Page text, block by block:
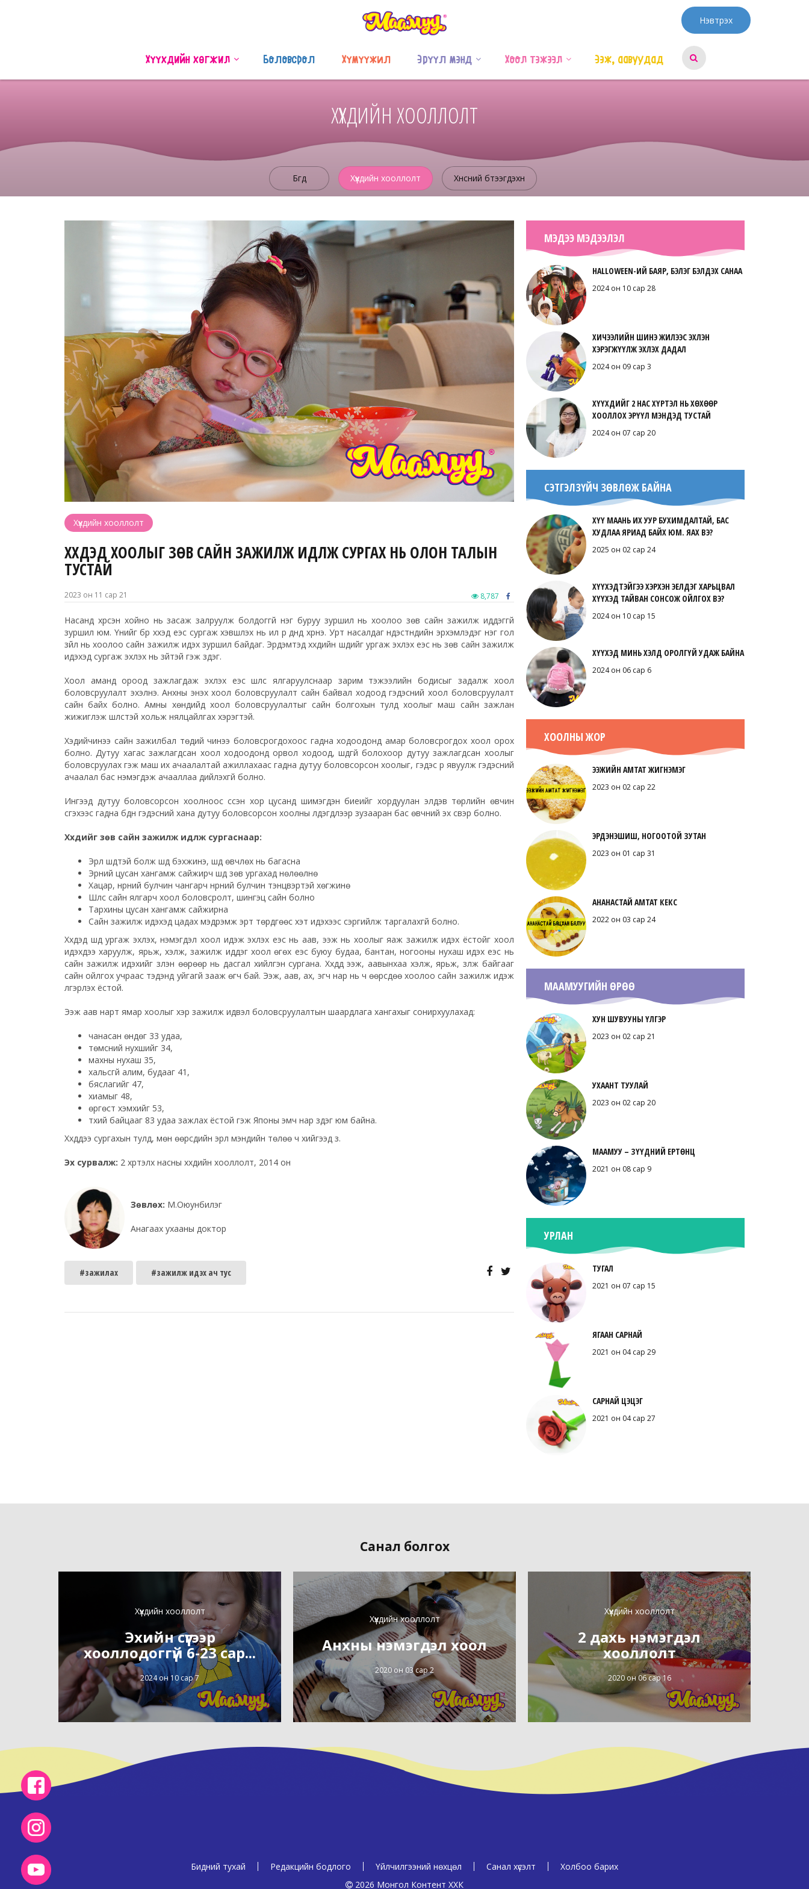
Нэвтрэх
Хүүхдийн хөгжил Боловсрол Хүмүүжил Эрүүл мэнд Хоол тэжээл Ээж, аавуудад
ХҮҮХДИЙН ХООЛЛОЛТ
Бүгд Хүүхдийн хооллолт Хүнсний бүтээгдэхүүн
Хүүхдийн хооллолт
ХҮҮХДЭД ХООЛЫГ ЗӨВ САЙН ЗАЖИЛЖ ИДҮҮЛЖ СУРГАХ НЬ ОЛОН ТАЛЫН
ТУСТАЙ
2023 он 11 сар 21 8,787
Насанд хүрсэн хойно нь засаж залруулж болдоггүй нэг буруу зуршил нь хоолоо зөв сайн зажилж иддэггүй
зуршил юм. Үүнийг бүр хүүхэд үеэс сургаж хэвшүүлэх нь илүү үр дүнд хүрнэ. Урт насалдаг үндэстнүүдийн эрхэмлэдэг нэг гол
зүйл нь хоолоо сайн зажилж идэх зуршил байдаг. Эрдэмтэд хүүхдийн шүдийг ургаж эхлэх үеэс нь зөв сайн зажилж
идэхэд сургаж эхлэх нь зүйтэй гэж үздэг.
Хоол аманд ороод зажлагдаж эхлэх үеэс шүлс ялгаруулснаар зарим тэжээлийн бодисыг задалж хоол
боловсруулалт эхэлнэ. Анхны энэхүү хоол боловсруулалт сайн байвал ходоод гэдэсний хоол боловсруулалт
сайн байх болно. Амны хөндийд хоол боловсруулалтыг сайн болгохын тулд хоолыг маш сайн зажлан
жижиглэж шүлстэй хольж нялцайлгах хэрэгтэй.
Хэдийчинээ сайн зажилбал төдий чинээ боловсрогдохоос гадна ходоодонд амар боловсрогдох хоол орох
болно. Дутуу хагас зажлагдсан хоол ходоодонд орвол ходоод, шүдгүй болохоор дутуу зажлагдсан хоолыг
боловсруулах гэж маш их ачаалалтай ажиллахаас гадна дутуу боловсорсон хоолыг, гэдэс рүү явуулж гэдэсний
ачаалал бас нэмэгдэж ачааллаа дийлэхгүй болно.
Ингээд дутуу боловсорсон хоолноос үүссэн хор цусанд шимэгдэн биеийг хордуулан элдэв төрлийн өвчин
үүсгэхээс гадна бүдүүн гэдэсний хана дутуу боловсорсон хоолны үлдэгдлээр зузааран бас өвчний эх үүсвэр болно.
Хүүхдийг зөв сайн зажилж идүүлж сургаснаар:
Эрүүл шүдтэй болж шүд бэхжинэ, шүд өвчлөх нь багасна
Эрүүний цусан хангамж сайжирч шүд зөв ургахад нөлөөлнө
Хацар, нүүрний булчин чангарч нүүрний булчин тэнцвэртэй хөгжинө
Шүлс сайн ялгарч хоол боловсролт, шингэц сайн болно
Тархины цусан хангамж сайжирна
Сайн зажилж идэхэд цадах мэдрэмж эрт төрдгөөс хэт идэхээс сэргийлж таргалахгүй болно.
Хүүхдэд шүд ургаж эхлэх, нэмэгдэл хоол идэж эхлэх үеэс нь аав, ээж нь хоолыг яаж зажилж идэх ёстойг хоол
идэхдээ харуулж, ярьж, хэлж, зажилж иддэг хоол өгөх үеэс буюу будаа, бантан, ногооны нухаш идэх үеэс нь
сайн зажилж идэхийг үзүүлэн өөрөөр нь дасгал хийлгэн сургана. Хүүхдүүд ээж, аавынхаа хэлж, ярьж, үзүүлж байгааг
сайн ойлгох учраас тэдэнд уйгагүй зааж өгч бай. Ээж, аав, ах, эгч нар нь ч өөрсдөө хоолоо сайн зажилж идэж
үлгэрлэх ёстой.
Ээж аав нарт ямар хоолыг хэр зажилж идвэл боловсруулалтын шаардлага хангахыг сонирхуулахад:
чанасан өндөг 33 удаа,
төмсний нухшийг 34,
махны нухаш 35,
хальсгүй алим, будааг 41,
бяслагийг 47,
хиамыг 48,
өргөст хэмхийг 53,
түүхий байцааг 83 удаа зажлах ёстой гэж Японы эмч нар үздэг юм байна.
Хүүхдүүдээ сургахын тулд, мөн өөрсдийн эрүүл мэндийн төлөө ч хийгээд үз.
Эх сурвалж: 2 хүртэлх насны хүүхдийн хооллолт, 2014 он
Зөвлөх: М.Оюунбилэг
Анагаах ухааны доктор
#зажилах #зажилж идэх ач тус
МЭДЭЭ МЭДЭЭЛЭЛ
HALLOWEEN-ИЙ БАЯР, БЭЛЭГ БЭЛДЭХ САНАА
2024 он 10 сар 28
ХИЧЭЭЛИЙН ШИНЭ ЖИЛЭЭС ЭХЛЭН
ХЭРЭГЖҮҮЛЖ ЭХЛЭХ ДАДАЛ
2024 он 09 сар 3
ХҮҮХДИЙГ 2 НАС ХҮРТЭЛ НЬ ХӨХӨӨР
ХООЛЛОХ ЭРҮҮЛ МЭНДЭД ТУСТАЙ
2024 он 07 сар 20
СЭТГЭЛЗҮЙЧ ЗӨВЛӨЖ БАЙНА
ХҮҮ МААНЬ ИХ УУР БУХИМДАЛТАЙ, БАС
ХУДЛАА ЯРИАД БАЙХ ЮМ. ЯАХ ВЭ?
2025 он 02 сар 24
ХҮҮХЭДТЭЙГЭЭ ХЭРХЭН ЭЕЛДЭГ ХАРЬЦВАЛ
ХҮҮХЭД ТАЙВАН СОНСОЖ ОЙЛГОХ ВЭ?
2024 он 10 сар 15
ХҮҮХЭД МИНЬ ХЭЛД ОРОЛГҮЙ УДАЖ БАЙНА
2024 он 06 сар 6
ХООЛНЫ ЖОР
ЭЭЖИЙН АМТАТ ЖИГНЭМЭГ
2023 он 02 сар 22
ЭРДЭНЭШИШ, НОГООТОЙ ЗУТАН
2023 он 01 сар 31
АНАНАСТАЙ АМТАТ КЕКС
2022 он 03 сар 24
МААМУУГИЙН ӨРӨӨ
ХУН ШУВУУНЫ ҮЛГЭР
2023 он 02 сар 21
УХААНТ ТУУЛАЙ
2023 он 02 сар 20
МААМУУ – ЗҮҮДНИЙ ЕРТӨНЦ
2021 он 08 сар 9
УРЛАН
ТУГАЛ
2021 он 07 сар 15
ЯГААН САРНАЙ
2021 он 04 сар 29
САРНАЙ ЦЭЦЭГ
2021 он 04 сар 27
Санал болгох
Хүүхдийн хооллолт
Эхийн сүүгээр
хооллодоггүй 6-23 сар...
2024 он 10 сар 7
Хүүхдийн хооллолт
Анхны нэмэгдэл хоол
2020 он 03 сар 2
Хүүхдийн хооллолт
2 дахь нэмэгдэл
хооллолт
2020 он 06 сар 16
Бидний тухай Редакцийн бодлого Үйлчилгээний нөхцөл Санал хүсэлт
Холбоо барих
2026 Монгол Контент ХХК